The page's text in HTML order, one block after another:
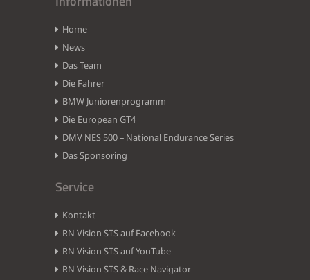
Home
News
Das Team
Die Fahrer
BMW Juniorenprogramm
Die European GT4
DMV NES 500 – National Endurance Series
Das Sponsoring
Service
Kontakt
RN Vision STS auf Facebook
RN Vision STS auf YouTube
RN Vision STS & Race Navigator